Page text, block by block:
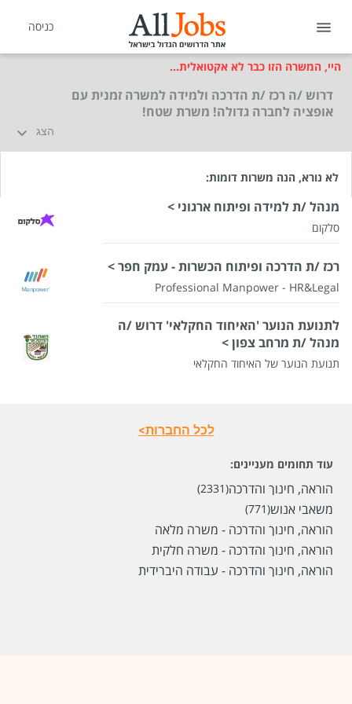
כניסה
היי, המשרה הזו כבר לא אקטואלית...
דרוש /ה רכז /ת הדרכה ולמידה למשרה זמנית עם
אופציה לחברה גדולה! משרת שטח!
הצג
שכר
המעסיק לא סיפר לנו
סוג משרה
משרה מלאה
מיקום
לא נורא, הנה משרות דומות:
מנהל /ת למידה ופיתוח ארגוני >
סלקום
רכז /ת הדרכה ופיתוח הכשרות - עמק חפר >
Professional Manpower - HR&Legal
לתנועת הנוער 'האיחוד החקלאי' דרוש /ה
מנהל /ת מרחב צפון >
תנועת הנוער של האיחוד החקלאי
לכל החברות>
עוד תחומים מעניינים:
הוראה, חינוך והדרכה(2331)
משאבי אנוש(771)
הוראה, חינוך והדרכה - משרה מלאה
הוראה, חינוך והדרכה - משרה חלקית
הוראה, חינוך והדרכה - עבודה היברידית